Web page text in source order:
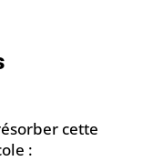
cette
: